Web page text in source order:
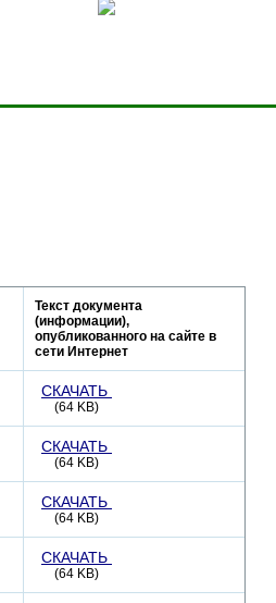
Текст документа
(информации),
опубликованного на сайте в
сети Интернет
СКАЧАТЬ
(64 KB)
СКАЧАТЬ
(64 KB)
СКАЧАТЬ
(64 KB)
СКАЧАТЬ
(64 KB)